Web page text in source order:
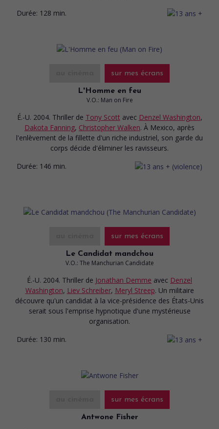
Durée: 128 min.
sur mes écrans
L'Homme en feu
V.O.: Man on Fire
É.-U. 2004. Thriller de Tony Scott avec Denzel Washington,
Dakota Fanning, Christopher Walken. À Mexico, après
l'enlèvement de la fillette d'un riche industriel, son garde du
corps décide d'éliminer les ravisseurs.
Durée: 146 min.
sur mes écrans
Le Candidat mandchou
V.O.: The Manchurian Candidate
É.-U. 2004. Thriller de Jonathan Demme avec Denzel
Washington, Liev Schreiber, Meryl Streep. Un militaire
découvre qu'un candidat à la vice-présidence des États-Unis
serait sous l'emprise hypnotique d'une mystérieuse
organisation.
Durée: 130 min.
sur mes écrans
Antwone Fisher